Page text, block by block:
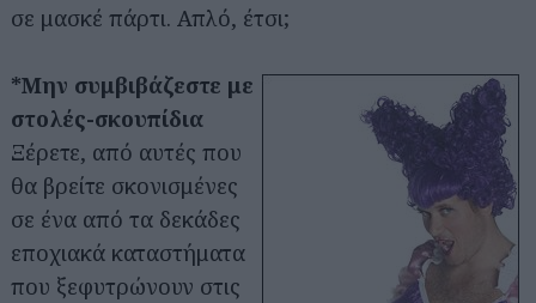
σε μασκέ πάρτι. Απλό, έτσι;
*Μην συμβιβάζεστε με
στολές-σκουπίδια
Ξέρετε, από αυτές που
θα βρείτε σκονισμένες
σε ένα από τα δεκάδες
εποχιακά καταστήματα
που ξεφυτρώνουν στις
Αναζήτηση
για...